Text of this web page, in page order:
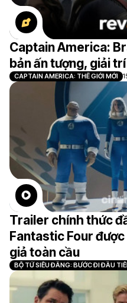
Captain America:
bản ấn tượng, giải
CAPTAIN AMERICA: THẾ GIỚI MỚI
Trailer chính thức
Fantastic Four
giả toàn cầu
BỘ TỨ SIÊU ĐẲNG: BƯỚC ĐI ĐẦU